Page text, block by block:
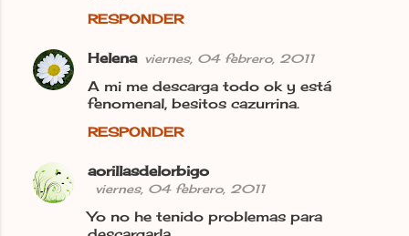
RESPONDER
Helena viernes, 04 febrero, 2011
A mi me descarga todo ok y está
fenomenal, besitos cazurrina.
RESPONDER
aorillasdelorbigo
viernes, 04 febrero, 2011
Yo no he tenido problemas para